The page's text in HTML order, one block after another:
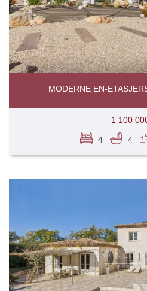
MODERNE EN-
1 100
4 4